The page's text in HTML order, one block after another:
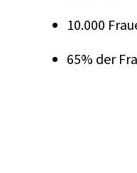
10.000
65% der